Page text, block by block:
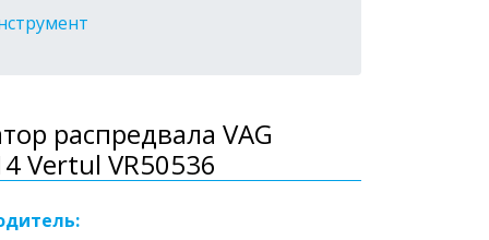
распредвала VAG
Vertul VR50536